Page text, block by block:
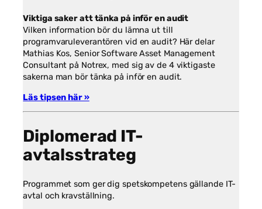
Viktiga saker att tänka på inför en audit
Vilken information bör du lämna ut till
programvaruleverantören vid en audit? Här delar
Mathias Kos, Senior Software Asset Management
Consultant på Notrex, med sig av de 4 viktigaste
sakerna man bör tänka på inför en audit.
Läs tipsen här »
Diplomerad IT-
avtalsstrateg
Programmet som ger dig spetskompetens gällande IT-
avtal och kravställning.